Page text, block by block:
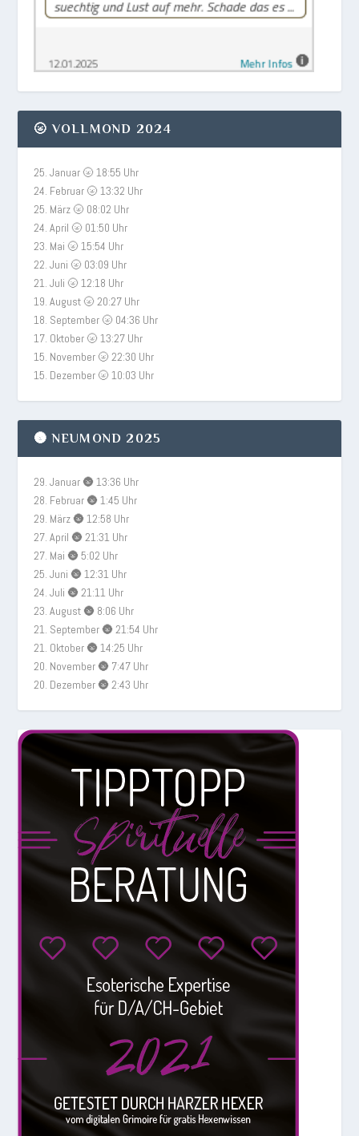
🌝 VOLLMOND 2024
25. Januar 🌝 18:55 Uhr
24. Februar 🌝 13:32 Uhr
25. März 🌝 08:02 Uhr
24. April 🌝 01:50 Uhr
23. Mai 🌝 15:54 Uhr
22. Juni 🌝 03:09 Uhr
21. Juli 🌝 12:18 Uhr
19. August 🌝 20:27 Uhr
18. September 🌝 04:36 Uhr
17. Oktober 🌝 13:27 Uhr
15. November 🌝 22:30 Uhr
15. Dezember 🌝 10:03 Uhr
🌚 NEUMOND 2025
29. Januar 🌚 13:36 Uhr
28. Februar 🌚 1:45 Uhr
29. März 🌚 12:58 Uhr
27. April 🌚 21:31 Uhr
27. Mai 🌚 5:02 Uhr
25. Juni 🌚 12:31 Uhr
24. Juli 🌚 21:11 Uhr
23. August 🌚 8:06 Uhr
21. September 🌚 21:54 Uhr
21. Oktober 🌚 14:25 Uhr
20. November 🌚 7:47 Uhr
20. Dezember 🌚 2:43 Uhr